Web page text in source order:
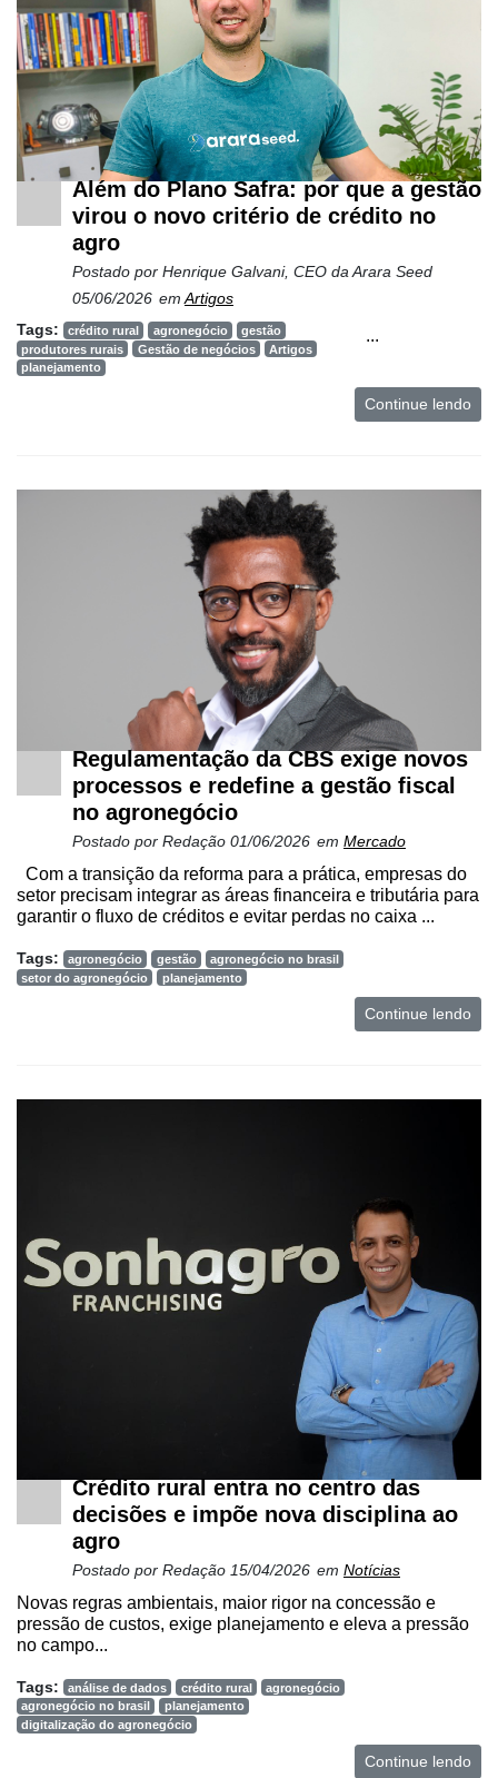
Notícias
Destaque
Mercado
Artigos
Automação
Commerce
Informatização
Agricultura
Vertical
Software
Empresarial
Além do Plano Safra: por que a gestão
virou o novo critério de crédito no
agro
Postado por Henrique Galvani, CEO da Arara Seed
05/06/2026 em Artigos
...
Tags: crédito rural agronegócio
gestão
produtores rurais
Gestão de negócios
Artigos
planejamento
Continue lendo
Regulamentação da CBS exige novos
processos e redefine a gestão fiscal
no agronegócio
Postado por Redação 01/06/2026 em Mercado
Com a transição da reforma para a prática, empresas do
setor precisam integrar as áreas financeira e tributária para
garantir o fluxo de créditos e evitar perdas no caixa ...
Tags: agronegócio gestão
agronegócio no brasil
setor do agronegócio
planejamento
Continue lendo
Crédito rural entra no centro das
decisões e impõe nova disciplina ao
agro
Postado por Redação 15/04/2026 em Notícias
Novas regras ambientais, maior rigor na concessão e
pressão de custos, exige planejamento e eleva a pressão
no campo...
Tags: análise de dados crédito rural
agronegócio
agronegócio no brasil
planejamento
digitalização do agronegócio
Continue lendo